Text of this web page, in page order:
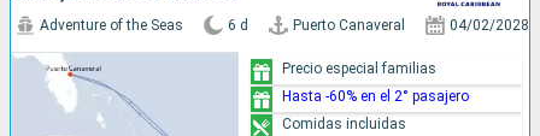
Adventure of the Seas 6 d Puerto Canaveral 04/02/2028
Precio especial familias
Hasta -60% en el 2° pasajero
Comidas incluidas